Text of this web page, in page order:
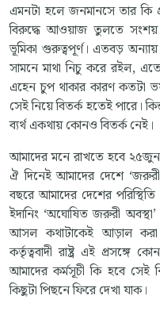
এমনটা হলে জনমানসে তার কি
বিরুদ্ধে আওয়াজ তুলতে সংশয়
ভূমিকা গুরুত্বপূর্ণ। এতবড়
সামনে মাথা নিচু করে রইল,
এহেন চুপ থাকার কারণ কতটা
সেই নিয়ে বিতর্ক হতেই পারে।
ব্যর্থ একথায় কোনও বিতর্ক নেই।
আমাদের মনে রাখতে হবে
ঐ দিনেই আমাদের দেশে
বছরে আমাদের দেশের
ইদানিং ‘অঘোষিত জরুরী
আসল কথাটাকেই আড়াল
কর্তৃত্ববাদী রাষ্ট্র এই প্রসঙ্গে
আমাদের কর্মসূচী কি হবে সেই
কিছুটা পিছনে ফিরে দেখা যাক।